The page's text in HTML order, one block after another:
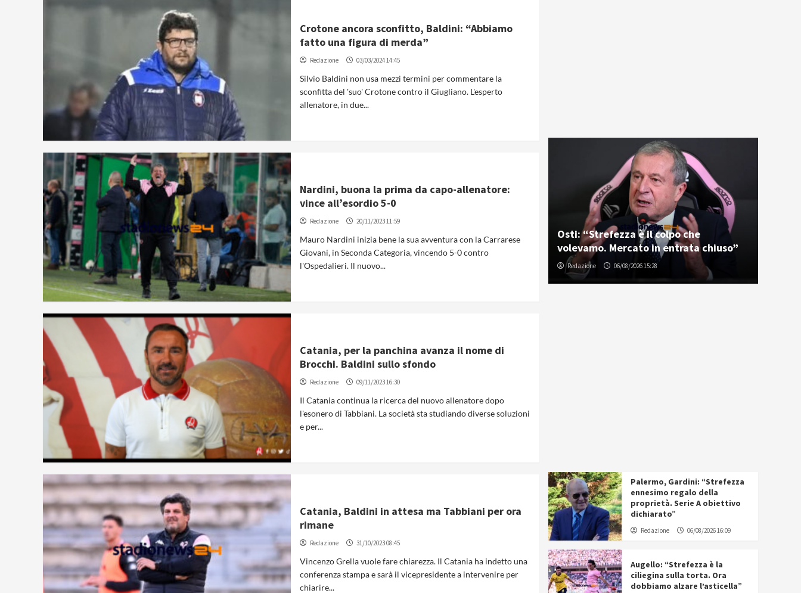
Crotone ancora sconfitto, Baldini: “Abbiamo
fatto una figura di merda”
Redazione 03/03/2024 14:45
Silvio Baldini non usa mezzi termini per commentare la
sconfitta del 'suo' Crotone contro il Giugliano. L'esperto
allenatore, in due...
Nardini, buona la prima da capo-allenatore:
vince all’esordio 5-0
Redazione 20/11/2023 11:59
Mauro Nardini inizia bene la sua avventura con la Carrarese
Giovani, in Seconda Categoria, vincendo 5-0 contro
l'Ospedalieri. Il nuovo...
Catania, per la panchina avanza il nome di
Brocchi. Baldini sullo sfondo
Redazione 09/11/2023 16:30
Il Catania continua la ricerca del nuovo allenatore dopo
l'esonero di Tabbiani. La società sta studiando diverse soluzioni
e per...
Catania, Baldini in attesa ma Tabbiani per ora
rimane
Redazione 31/10/2023 08:45
Vincenzo Grella vuole fare chiarezza. Il Catania ha indetto una
conferenza stampa e sarà il vicepresidente a intervenire per
chiarire...
Osti: “Strefezza è il colpo che
volevamo. Mercato in entrata chiuso”
Redazione 06/08/2026 15:28
Palermo, Gardini: “Strefezza
ennesimo regalo della
proprietà. Serie A obiettivo
dichiarato”
Redazione 06/08/2026 16:09
Augello: “Strefezza è la
ciliegina sulla torta. Ora
dobbiamo alzare l’asticella”